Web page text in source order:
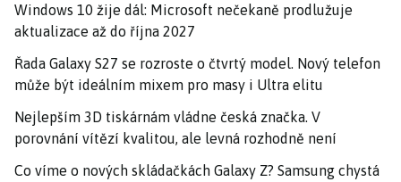
Windows 10 žije dál: Microsoft nečekaně prodlužuje
aktualizace až do října 2027
Řada Galaxy S27 se rozroste o čtvrtý model. Nový telefon
může být ideálním mixem pro masy i Ultra elitu
Nejlepším 3D tiskárnám vládne česká značka. V
porovnání vítězí kvalitou, ale levná rozhodně není
Co víme o nových skládačkách Galaxy Z? Samsung chystá